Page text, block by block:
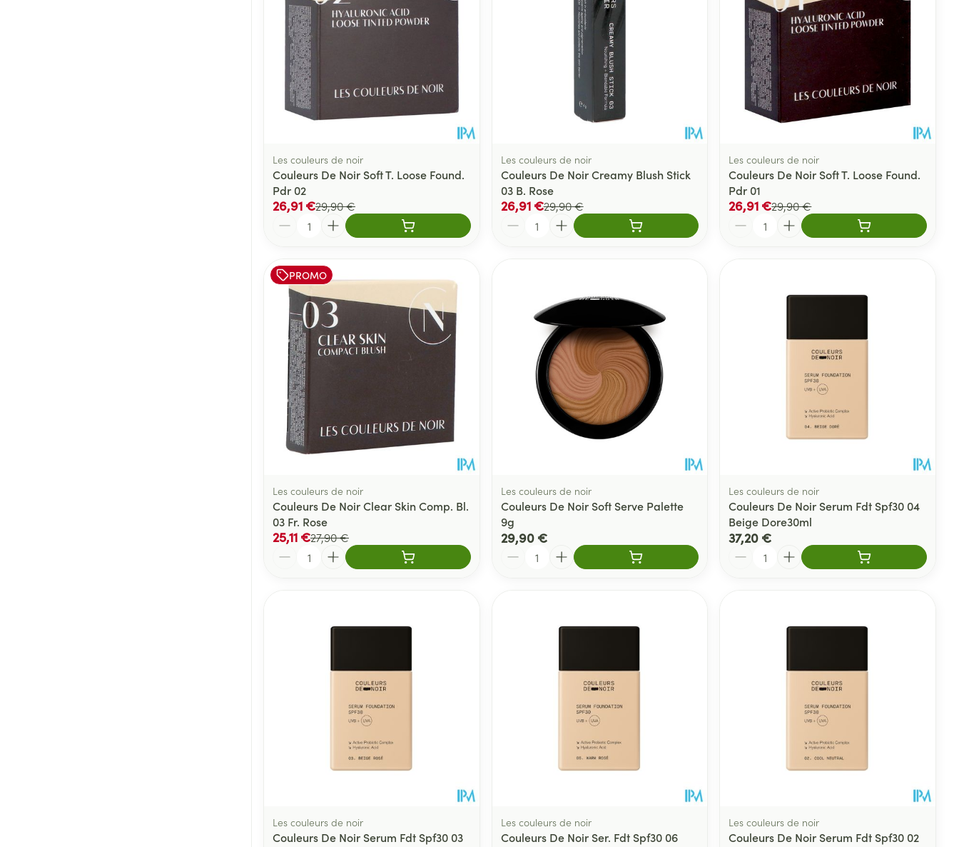
Les couleurs de noir
Couleurs De Noir Soft T. Loose Found.
Pdr 02
29,90 €
26,91 €
Quantité
Les couleurs de noir
Couleurs De Noir Creamy Blush Stick
03 B. Rose
29,90 €
26,91 €
Quantité
Les couleurs de noir
Couleurs De Noir Soft T. Loose Found.
Pdr 01
29,90 €
26,91 €
Quantité
PROMO
Les couleurs de noir
Couleurs De Noir Clear Skin Comp. Bl.
03 Fr. Rose
27,90 €
25,11 €
Quantité
Les couleurs de noir
Couleurs De Noir Soft Serve Palette
9g
29,90 €
Quantité
Les couleurs de noir
Couleurs De Noir Serum Fdt Spf30 04
Beige Dore30ml
37,20 €
Quantité
Les couleurs de noir
Couleurs De Noir Serum Fdt Spf30 03
Les couleurs de noir
Couleurs De Noir Ser. Fdt Spf30 06
Les couleurs de noir
Couleurs De Noir Serum Fdt Spf30 02